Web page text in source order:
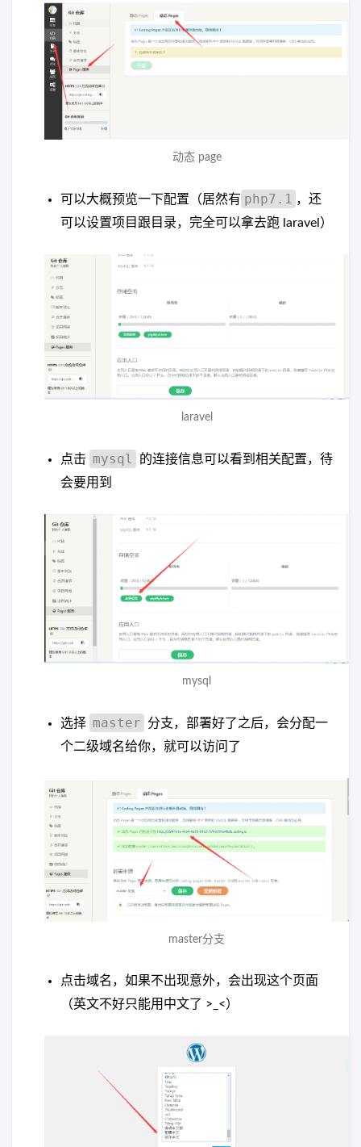
动态 page
可以大概预览一下配置（居然有 php7.1 ，还
可以设置项目跟目录，完全可以拿去跑 laravel）
laravel
点击 mysql
的连接信息可以看到相关配置，待
会要用到
mysql
选择 master
分支，部署好了之后，会分配一
个二级域名给你，就可以访问了
master分支
点击域名，如果不出现意外，会出现这个页面
（英文不好只能用中文了 >_<）